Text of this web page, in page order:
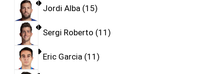
Jordi Alba 15
Sergi Roberto 11
Eric Garcia 11